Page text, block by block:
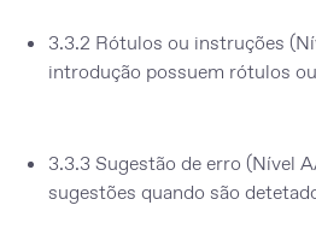
3.3.2 Rótulos ou instruções
introdução possuem rótulos
3.3.3 Sugestão de erro (Nível
sugestões quando são